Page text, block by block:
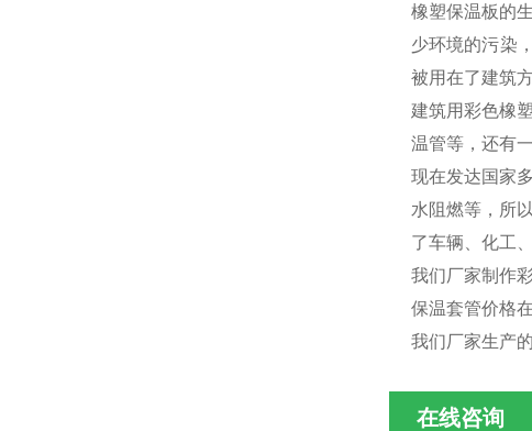
橡塑保温板的
少环境的污染
被用在了建筑
建筑用彩色橡
温管等，还有
现在发达国家
水阻燃等，所
了车辆、化工
我们厂家制作
保温套管价格
我们厂家生产
在线咨询